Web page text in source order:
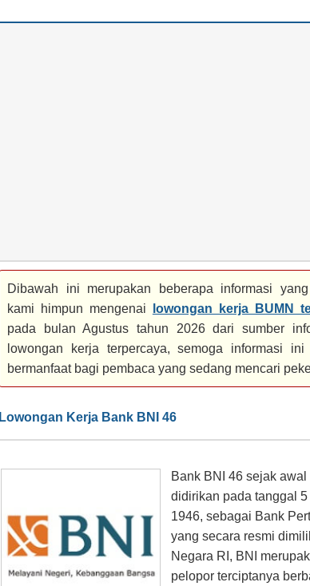
Dibawah ini merupakan beberapa informasi
kami himpun mengenai
lowongan kerja BUMN
pada bulan Agustus tahun 2026 dari sumber
lowongan kerja terpercaya, semoga informasi ini
bermanfaat bagi pembaca yang sedang mencari
Lowongan Kerja Bank BNI 46
Bank BNI 46 sejak awal
didirikan pada tanggal 5
1946, sebagai Bank
yang secara resmi
Negara RI, BNI
pelopor terciptanya